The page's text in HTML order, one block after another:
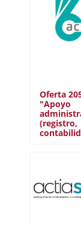
Oferta
"Apoyo
(registro,